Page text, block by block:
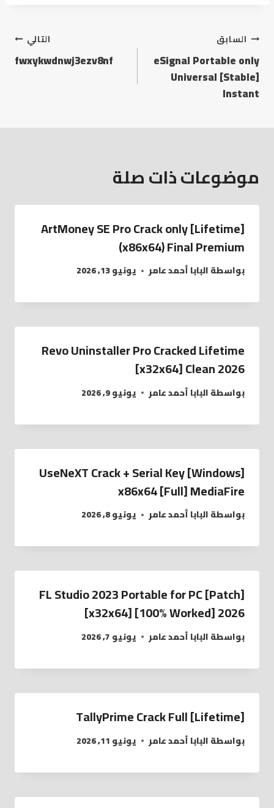
السابق
eSignal Portable only
Universal [Stable]
Instant
التالي
fwxykwdnwj3ezv8nf
موضوعات ذات صلة
ArtMoney SE Pro Crack only [Lifetime]
(x86x64) Final Premium
بواسطةالبابا أحمد عامر يونيو 13, 2026
Revo Uninstaller Pro Cracked Lifetime
[x32x64] Clean 2026
بواسطةالبابا أحمد عامر يونيو 9, 2026
UseNeXT Crack + Serial Key [Windows]
x86x64 [Full] MediaFire
بواسطةالبابا أحمد عامر يونيو 8, 2026
FL Studio 2023 Portable for PC [Patch]
[x32x64] [100% Worked] 2026
بواسطةالبابا أحمد عامر يونيو 7, 2026
TallyPrime Crack Full [Lifetime]
بواسطةالبابا أحمد عامر يونيو 11, 2026